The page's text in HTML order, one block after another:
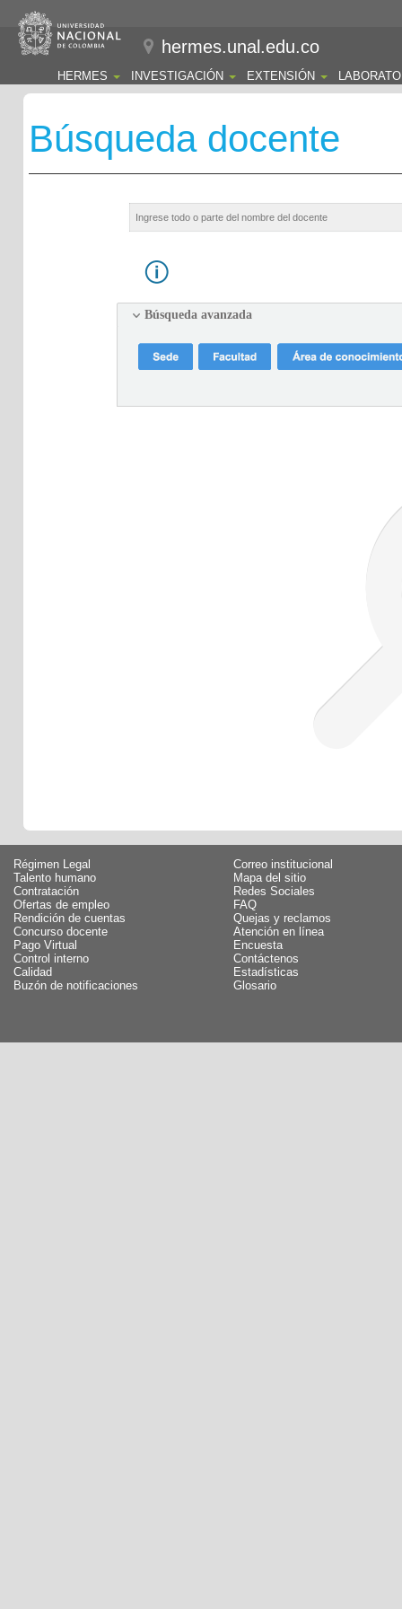
hermes.unal.edu.co
HERMES INVESTIGACIÓN EXTENSIÓN
Búsqueda docente
Búsqueda avanzada
Régimen Legal
Talento humano
Contratación
Ofertas de empleo
Rendición de cuentas
Concurso docente
Pago Virtual
Control interno
Calidad
Buzón de notificaciones
Correo institucional
Mapa del sitio
Redes Sociales
FAQ
Quejas y reclamos
Atención en línea
Encuesta
Contáctenos
Estadísticas
Glosario